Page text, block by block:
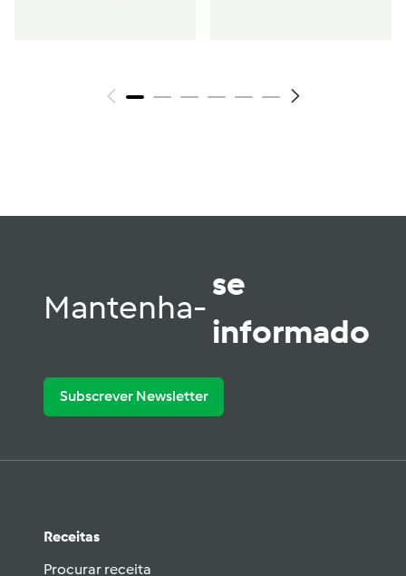
Mantenha-
se
informado
Subscrever Newsletter
Receitas
Procurar receita